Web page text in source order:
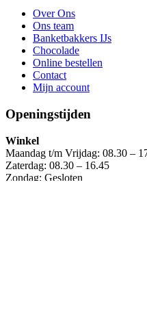
Over Ons
Ons team
Banketbakkers IJs
Chocolade
Online bestellen
Contact
Mijn account
Openingstijden
Winkel
Maandag t/m Vrijdag: 08.30 –
Zaterdag: 08.30 – 16.45
Zondag: Gesloten